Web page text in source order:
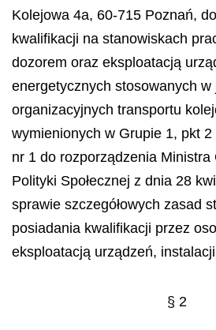
Kolejowa 4a, 60-715 Poznań,
kwalifikacji na stanowiskach
dozorem oraz eksploatacją urzą
energetycznych stosowanych w
organizacyjnych transportu
wymienionych w Grupie 1, pkt 2
nr 1 do rozporządzenia Ministra
Polityki Społecznej z dnia 28
sprawie szczegółowych zasad
posiadania kwalifikacji przez
eksploatacją urządzeń,
§ 2